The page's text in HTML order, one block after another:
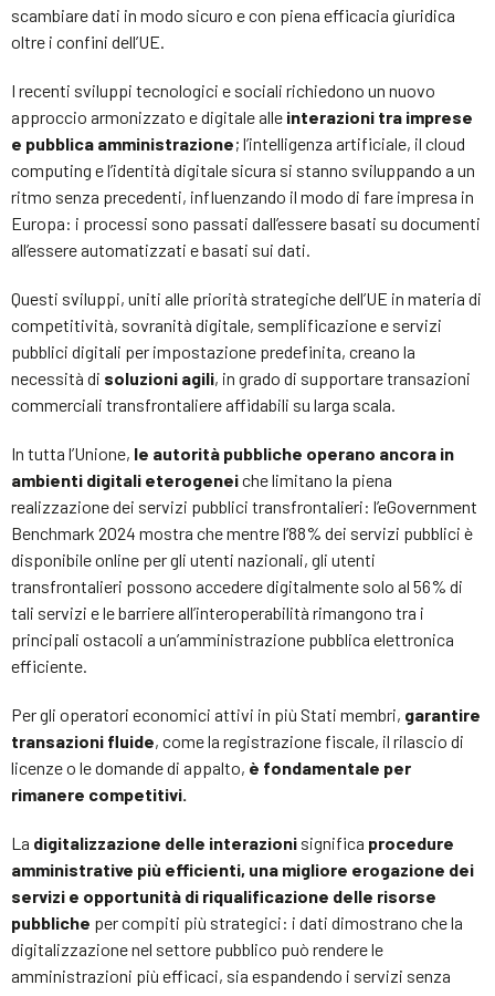
scambiare dati in modo sicuro e con piena efficacia giuridica
oltre i confini dell’UE.
I recenti sviluppi tecnologici e sociali richiedono un nuovo
approccio armonizzato e digitale alle interazioni tra imprese
e pubblica amministrazione; l’intelligenza artificiale, il cloud
computing e l’identità digitale sicura si stanno sviluppando a un
ritmo senza precedenti, influenzando il modo di fare impresa in
Europa: i processi sono passati dall’essere basati su documenti
all’essere automatizzati e basati sui dati.
Questi sviluppi, uniti alle priorità strategiche dell’UE in materia di
competitività, sovranità digitale, semplificazione e servizi
pubblici digitali per impostazione predefinita, creano la
necessità di soluzioni agili, in grado di supportare transazioni
commerciali transfrontaliere affidabili su larga scala.
In tutta l’Unione, le autorità pubbliche operano ancora in
ambienti digitali eterogeneiche limitano la piena
realizzazione dei servizi pubblici transfrontalieri: l’eGovernment
Benchmark 2024 mostra che mentre l’88% dei servizi pubblici è
disponibile online per gli utenti nazionali, gli utenti
transfrontalieri possono accedere digitalmente solo al 56% di
tali servizi e le barriere all’interoperabilità rimangono tra i
principali ostacoli a un’amministrazione pubblica elettronica
efficiente.
Per gli operatori economici attivi in ​​più Stati membri, garantire
transazioni fluide, come la registrazione fiscale, il rilascio di
licenze o le domande di appalto, è fondamentale per
rimanere competitivi.
La digitalizzazione delle interazioni significa procedure
amministrative più efficienti, una migliore erogazione dei
servizi e opportunità di riqualificazione delle risorse
pubbliche per compiti più strategici: i dati dimostrano che la
digitalizzazione nel settore pubblico può rendere le
amministrazioni più efficaci, sia espandendo i servizi senza